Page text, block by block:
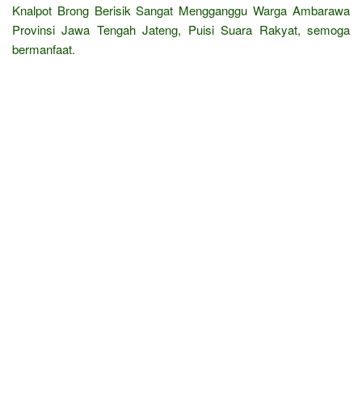
Knalpot Brong Berisik Sangat Mengganggu Warga Ambarawa
Provinsi Jawa Tengah Jateng, Puisi Suara Rakyat, semoga
bermanfaat.